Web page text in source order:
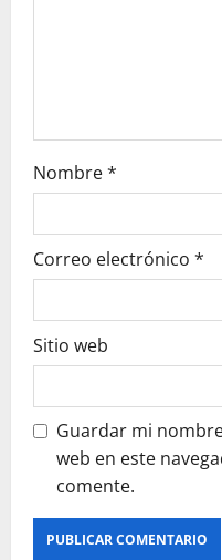
Nombre*
Correo electrónico *
Sitio web
Guardar mi
web en este
comente.